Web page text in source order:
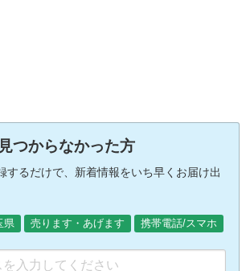
つからなかった方
するだけで、新着情報をいち早くお届け出
県 売ります・あげます 携帯電話/スマホ